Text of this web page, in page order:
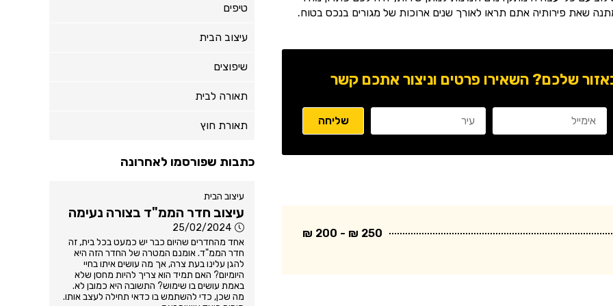
שאת פירותיה אתם תראו לאורך שנים ארוכות של מגורים בנכס בטוח.
שלכם? השאירו פרטים וניצור אתכם קשר
250 ₪ - 200 ₪
טיפים
עיצוב הבית
שיפוצים
תאורה לבית
תאורת חוץ
כתבות שפורסמו לאחרונה
עיצוב הבית
עיצוב חדר הממ"ד בצורה נעימה
25/02/2024
אחד מהחדרים שהיום כבר יש כמעט בכל בית, זה
חדר הממ"ד. אומנם המטרה של החדר הזה היא
להגן עלינו בעת צרה, אך מה עושים איתו בחיי
היומיום? האם תמיד הוא צריך להיות מחסן שלא
באמת עושים בו שימוש? התשובה היא כמובן לא.
מה שכן, כדי להשתמש בו כדאי תחילה לעצב אותו.